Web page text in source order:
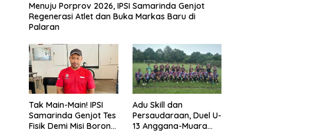
Menuju Porprov 2026, IPSI Samarinda Genjot
Regenerasi Atlet dan Buka Markas Baru di
Palaran
Tak Main-Main! IPSI
Samarinda Genjot Tes
Fisik Demi Misi Borong
Adu Skill dan
Persaudaraan, Duel U-
13 Anggana-Muara